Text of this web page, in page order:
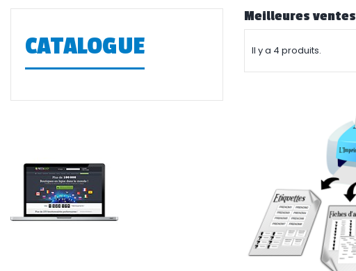
CATALOGUE
Meilleures ventes
Il y a 4 produits.